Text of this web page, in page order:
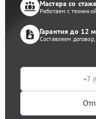
Мастера со
Работаем с
Гарантия до 12
Составляем